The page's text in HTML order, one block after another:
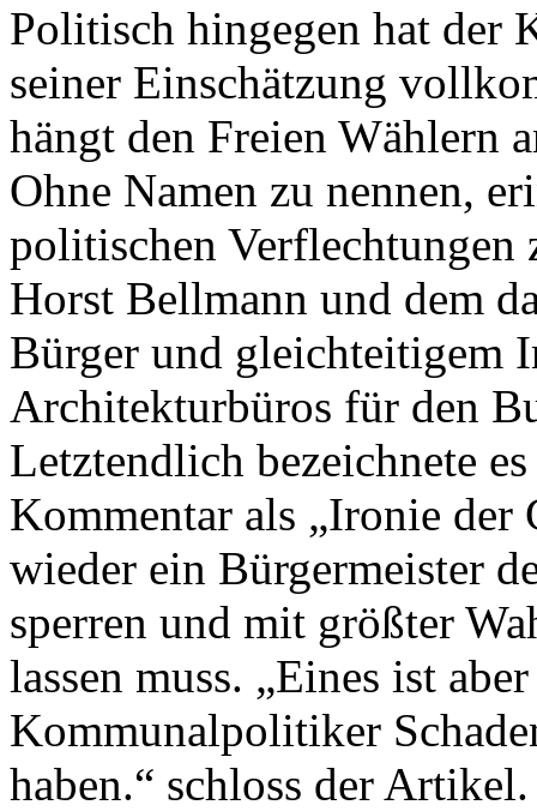
Politisch hingegen hat der
seiner Einschätzung
hängt den Freien Wählern
Ohne Namen zu nennen,
politischen Verflechtungen
Horst Bellmann und dem
Bürger und gleichteitigem
Architekturbüros für den
Letztendlich bezeichnete
Kommentar als „Ironie der
wieder ein Bürgermeister
sperren und mit größter
lassen muss. „Eines ist
Kommunalpolitiker
haben.“ schloss der Artikel.